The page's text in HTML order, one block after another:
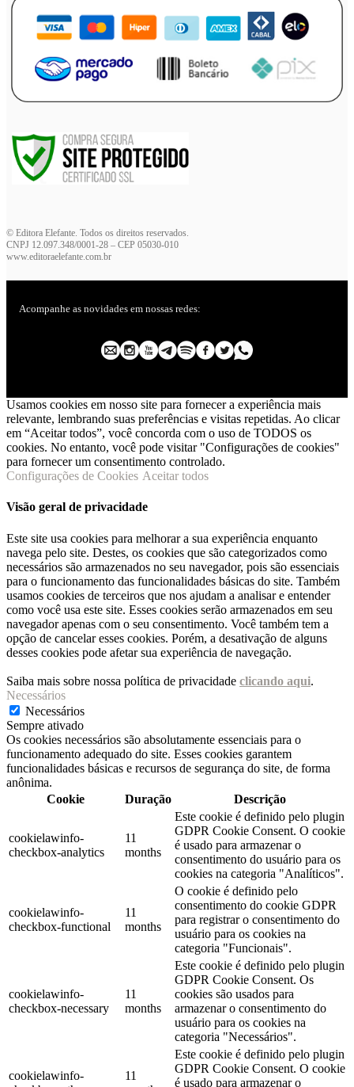
© Editora Elefante. Todos os direitos reservados.
CNPJ 12.097.348/0001-28 – CEP 05030-010
www.editoraelefante.com.br
Acompanhe as novidades em nossas redes:
Usamos cookies em nosso site para fornecer a experiência mais
relevante, lembrando suas preferências e visitas repetidas. Ao clicar
em “Aceitar todos”, você concorda com o uso de TODOS os
cookies. No entanto, você pode visitar "Configurações de cookies"
para fornecer um consentimento controlado.
Configurações de Cookies Aceitar todos
Visão geral de privacidade
Este site usa cookies para melhorar a sua experiência enquanto
navega pelo site. Destes, os cookies que são categorizados como
necessários são armazenados no seu navegador, pois são essenciais
para o funcionamento das funcionalidades básicas do site. Também
usamos cookies de terceiros que nos ajudam a analisar e entender
como você usa este site. Esses cookies serão armazenados em seu
navegador apenas com o seu consentimento. Você também tem a
opção de cancelar esses cookies. Porém, a desativação de alguns
desses cookies pode afetar sua experiência de navegação.
Saiba mais sobre nossa política de privacidade clicando aqui.
Necessários
Necessários
Sempre ativado
Os cookies necessários são absolutamente essenciais para o
funcionamento adequado do site. Esses cookies garantem
funcionalidades básicas e recursos de segurança do site, de forma
anônima.
Cookie
Duração Descrição
cookielawinfo-
checkbox-analytics
11
months
Este cookie é definido pelo plugin
GDPR Cookie Consent. O cookie
é usado para armazenar o
consentimento do usuário para os
cookies na categoria "Analíticos".
cookielawinfo-
checkbox-functional
11
months
O cookie é definido pelo
consentimento do cookie GDPR
para registrar o consentimento do
usuário para os cookies na
categoria "Funcionais".
cookielawinfo-
checkbox-necessary
11
months
Este cookie é definido pelo plugin
GDPR Cookie Consent. Os
cookies são usados ​​para
armazenar o consentimento do
usuário para os cookies na
categoria "Necessários".
cookielawinfo-
11
Este cookie é definido pelo plugin
GDPR Cookie Consent. O cookie
é usado para armazenar o